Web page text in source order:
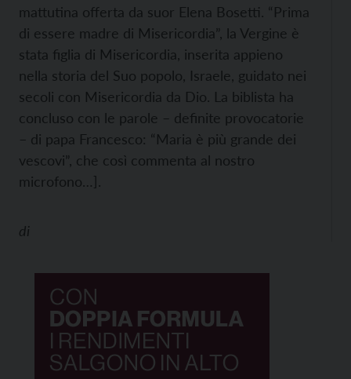
mattutina offerta da suor Elena Bosetti. “Prima
di essere madre di Misericordia”, la Vergine è
stata figlia di Misericordia, inserita appieno
nella storia del Suo popolo, Israele, guidato nei
secoli con Misericordia da Dio. La biblista ha
concluso con le parole – definite provocatorie
– di papa Francesco: “Maria è più grande dei
vescovi”, che così commenta al nostro
microfono…].
di